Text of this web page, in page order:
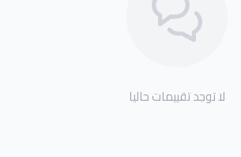
لا توجد تقييمات حاليا